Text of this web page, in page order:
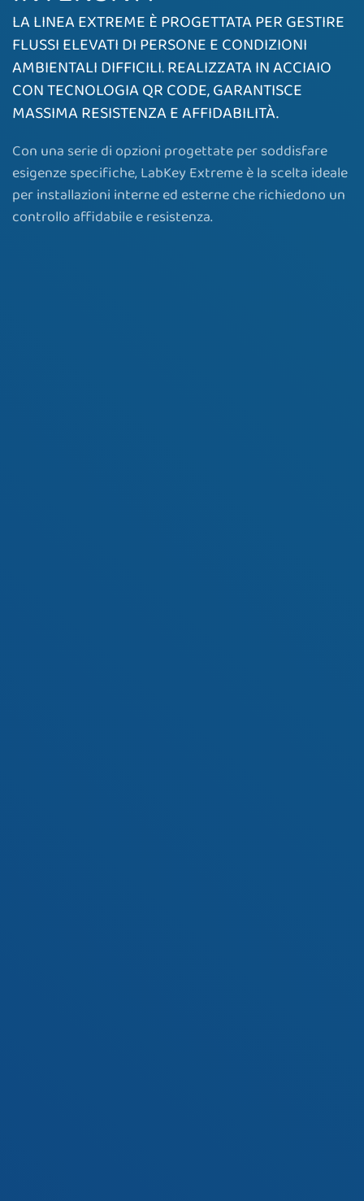
LA LINEA EXTREME È PROGETTATA PER GESTIRE
FLUSSI ELEVATI DI PERSONE E CONDIZIONI
AMBIENTALI DIFFICILI. REALIZZATA IN ACCIAIO
CON TECNOLOGIA QR CODE, GARANTISCE
MASSIMA RESISTENZA E AFFIDABILITÀ.
Con una serie di opzioni progettate per soddisfare
esigenze specifiche, LabKey Extreme è la scelta ideale
per installazioni interne ed esterne che richiedono un
controllo affidabile e resistenza.